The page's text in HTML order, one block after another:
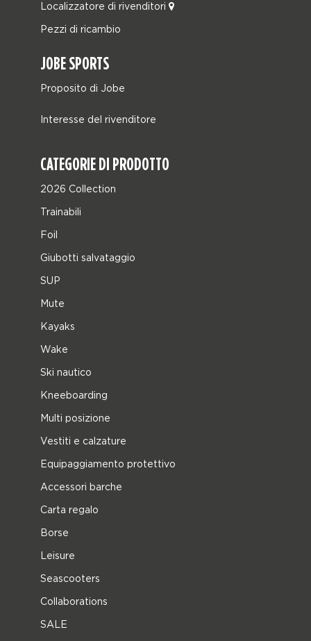
Localizzatore di rivenditori
Pezzi di ricambio
JOBE SPORTS
Proposito di Jobe
Interesse del rivenditore
CATEGORIE DI PRODOTTO
2026 Collection
Trainabili
Foil
Giubotti salvataggio
SUP
Mute
Kayaks
Wake
Ski nautico
Kneeboarding
Multi posizione
Vestiti e calzature
Equipaggiamento protettivo
Accessori barche
Carta regalo
Borse
Leisure
Seascooters
Collaborations
SALE